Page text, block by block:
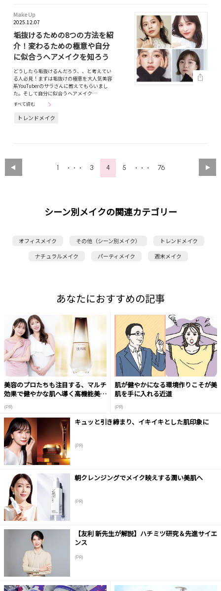
Make Up
2025.12.07
垢抜けるための8つの方法を紹
介！変わるための極意や自分
に似合うヘアメイクを知ろう
どうしたら垢抜けるんだろう、、と考えてい
る人必見！まずは垢抜けの極意を大人気美容
系YouTuberのサラさんに教えてもらいまし
た。そして自分に似合うヘアメイク…
すべて読む
トレンドメイク
1 ・・・ 3 4 5 ・・・ 76
シーン別メイクの関連カテゴリー
オフィスメイク その他（シーン別メイク）
トレンドメイク
ナチュラルメイク
パーティメイク 週末メイク
あなたにおすすめの記事
美容のプロたちも注目する、マルチ
効果で健やかな肌へ導く高機能美容
(PR)
肌が健やかになる環境作りこそが美
肌を手に入れる近道
(PR)
キュッと引き締まり、イキイキとした肌印象に
(PR)
朝クレンジングでメイク映えする潤い美肌へ
(PR)
【友利 新先生が解説】ハチミツ研究＆先進サイエ
ンス
(PR)